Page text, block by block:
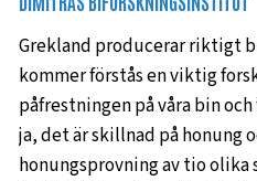
Grekland producerar riktigt
kommer förstås en viktig
påfrestningen på våra bin
ja, det är skillnad på honung
honungsprovning av tio